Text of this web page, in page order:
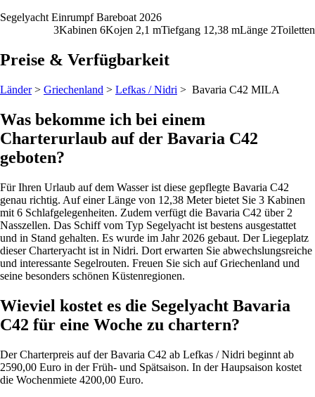
Segelyacht Einrumpf Bareboat 2026
3Kabinen 6Kojen 2,1 mTiefgang 12,38 mLänge 2Toiletten
Preise & Verfügbarkeit
Länder> Griechenland > Lefkas / Nidri > Bavaria C42 MILA
Was bekomme ich bei einem
Charterurlaub auf der Bavaria C42
geboten?
Für Ihren Urlaub auf dem Wasser ist diese gepflegte Bavaria C42
genau richtig. Auf einer Länge von 12,38 Meter bietet Sie 3 Kabinen
mit 6 Schlafgelegenheiten. Zudem verfügt die Bavaria C42 über 2
Nasszellen. Das Schiff vom Typ Segelyacht ist bestens ausgestattet
und in Stand gehalten. Es wurde im Jahr 2026 gebaut. Der Liegeplatz
dieser Charteryacht ist in Nidri. Dort erwarten Sie abwechslungsreiche
und interessante Segelrouten. Freuen Sie sich auf Griechenland und
seine besonders schönen Küstenregionen.
Wieviel kostet es die Segelyacht Bavaria
C42 für eine Woche zu chartern?
Der Charterpreis auf der Bavaria C42 ab Lefkas / Nidri beginnt ab
2590,00 Euro in der Früh- und Spätsaison. In der Haupsaison kostet
die Wochenmiete 4200,00 Euro.